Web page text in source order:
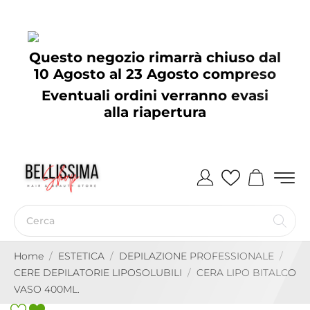
Questo negozio rimarrà chiuso dal
10 Agosto al 23 Agosto compreso
Eventuali ordini verranno evasi
alla riapertura
Home ESTETICA
DEPILAZIONE PROFESSIONALE
CERE DEPILATORIE LIPOSOLUBILI
CERA LIPO BITALCO
VASO 400ML.